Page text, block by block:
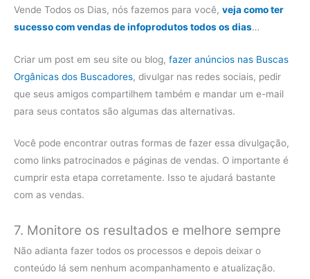
Vende Todos os Dias, nós fazemos para você, veja como ter
sucesso com vendas de infoprodutos todos os dias…
Criar um post em seu site ou blog, fazer anúncios nas Buscas
Orgânicas dos Buscadores, divulgar nas redes sociais, pedir
que seus amigos compartilhem também e mandar um e-mail
para seus contatos são algumas das alternativas.
Você pode encontrar outras formas de fazer essa divulgação,
como links patrocinados e páginas de vendas. O importante é
cumprir esta etapa corretamente. Isso te ajudará bastante
com as vendas.
7. Monitore os resultados e melhore sempre
Não adianta fazer todos os processos e depois deixar o
conteúdo lá sem nenhum acompanhamento e atualização.